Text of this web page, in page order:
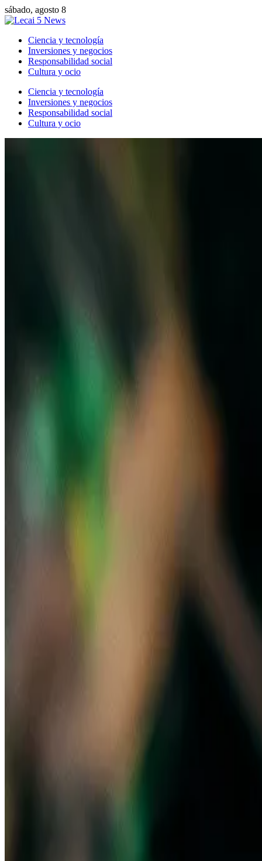
sábado, agosto 8
Ciencia y tecnología
Inversiones y negocios
Responsabilidad social
Cultura y ocio
Ciencia y tecnología
Inversiones y negocios
Responsabilidad social
Cultura y ocio